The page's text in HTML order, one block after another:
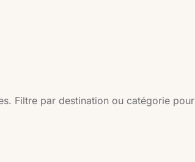
Filtre par destination ou catégorie pour